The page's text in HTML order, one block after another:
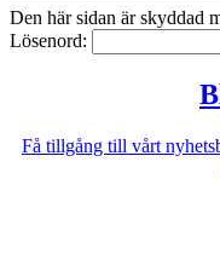
Den här sidan är skyddad
Lösenord:
Få tillgång till vårt